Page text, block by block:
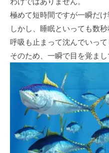
極めて短時間ですが一瞬だけ
しかし、睡眠といっても数
呼吸も止まって沈んでいって
そのため、一瞬で目を覚まし